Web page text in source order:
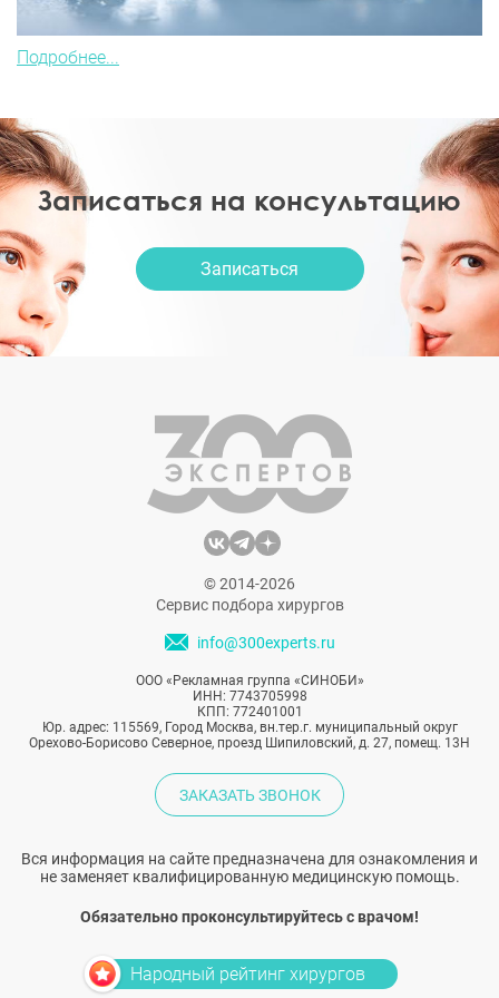
Подробнее...
Записаться на консультацию
Записаться
© 2014-2026
Сервис подбора хирургов
info@300experts.ru
ООО «Рекламная группа «СИНОБИ»
ИНН: 7743705998
КПП: 772401001
Юр. адрес: 115569, Город Москва, вн.тер.г. муниципальный округ
Орехово-Борисово Северное, проезд Шипиловский, д. 27, помещ. 13Н
ЗАКАЗАТЬ ЗВОНОК
Вся информация на сайте предназначена для ознакомления и
не заменяет квалифицированную медицинскую помощь.
Обязательно проконсультируйтесь с врачом!
Народный рейтинг хирургов